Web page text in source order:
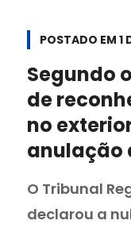
POSTADO EM 1
Segundo
de
no
anulação
O Tribunal
declarou a